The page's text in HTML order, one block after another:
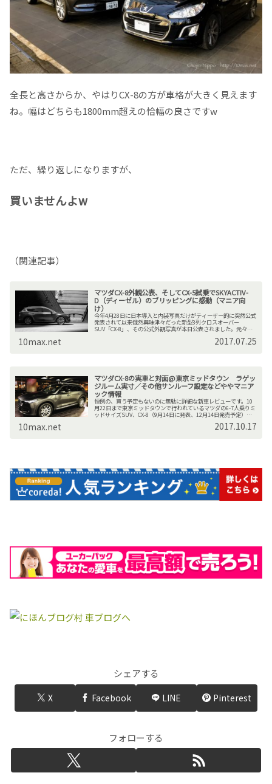
全長と高さからか、やはりCX-8の方が車格が大きく見えます
ね。幅はどちらも1800mm超えの恰幅の良さですw
ただ、繰り返しになりますが、
買いませんよw
（関連記事）
マツダCX-8外観公表、そしてCX-5試乗でSKYACTIV-
D（ディーゼル）のブリッピングに感動（マニア向
け）
今年4月28日に日本導入と内装写真だけがティーザー的に突然公式
発表されて以来俄然興味津々だった新型3列クロスオーバー
SUV「CX-8」、その公式外観写真が本日公表されました。元々北
10max.net 2017.07.25
マツダCX-8の実車と対面@東京ミッドタウン ラゲッ
ジルーム実寸／その他サンルーフ設定などややマニア
ック情報
恒例の、買う予定もないのに無駄に詳細な新車レビューです。10
月22日まで東京ミッドタウンで行われているマツダの6-7人乗りミ
ッドサイズSUV、CX-8（9月14日に発表、12月14日発売予定）の
10max.net 2017.10.17
シェアする
X Facebook LINE Pinterest
フォローする